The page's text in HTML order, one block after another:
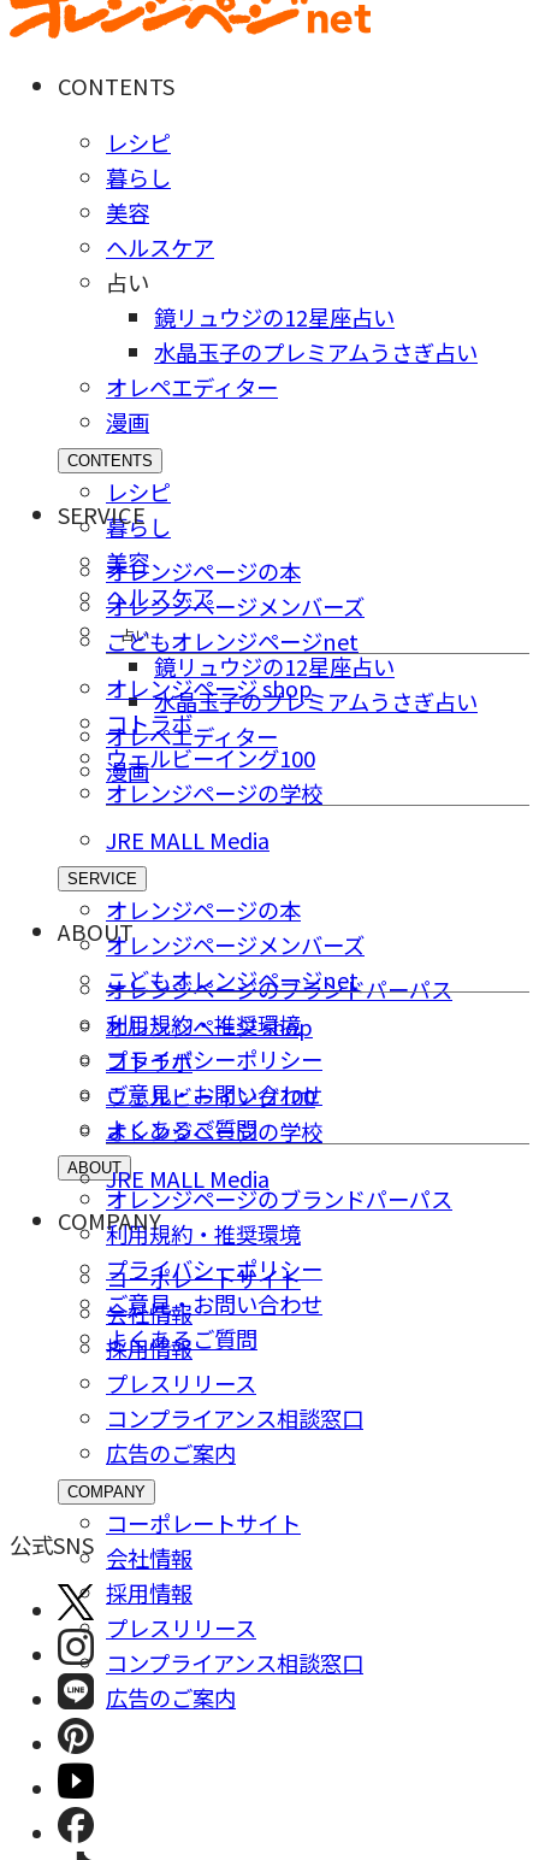
CONTENTS
レシピ
暮らし
美容
ヘルスケア
占い
鏡リュウジの12星座占い
水晶玉子のプレミアムうさぎ占い
オレペエディター
漫画
CONTENTS
レシピ
暮らし
美容
ヘルスケア
占い
鏡リュウジの12星座占い
水晶玉子のプレミアムうさぎ占い
オレペエディター
漫画
SERVICE
オレンジページの本
オレンジページメンバーズ
こどもオレンジページnet
オレンジページ shop
コトラボ
ウェルビーイング100
オレンジページの学校
JRE MALL Media
SERVICE
オレンジページの本
オレンジページメンバーズ
こどもオレンジページnet
オレンジページ shop
コトラボ
ウェルビーイング100
オレンジページの学校
JRE MALL Media
ABOUT
オレンジページのブランドパーパス
利用規約・推奨環境
プライバシーポリシー
ご意⾒・お問い合わせ
よくあるご質問
ABOUT
オレンジページのブランドパーパス
利用規約・推奨環境
プライバシーポリシー
ご意⾒・お問い合わせ
よくあるご質問
COMPANY
コーポレートサイト
会社情報
採⽤情報
プレスリリース
コンプライアンス相談窓⼝
広告のご案内
COMPANY
コーポレートサイト
会社情報
採⽤情報
プレスリリース
コンプライアンス相談窓⼝
広告のご案内
公式SNS